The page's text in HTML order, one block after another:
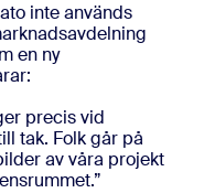
inte används
en ny
precis vid
tak. Folk går på
av våra projekt